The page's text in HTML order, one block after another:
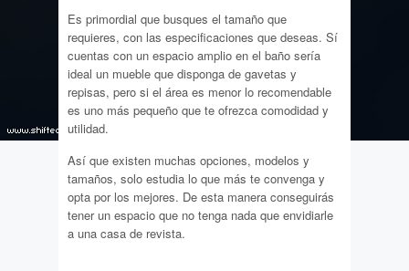
Es primordial que busques el tamaño que
requieres, con las especificaciones que deseas. Sí
cuentas con un espacio amplio en el baño sería
ideal un mueble que disponga de gavetas y
repisas, pero si el área es menor lo recomendable
es uno más pequeño que te ofrezca comodidad y
utilidad.
Así que existen muchas opciones, modelos y
tamaños, solo estudia lo que más te convenga y
opta por los mejores. De esta manera conseguirás
tener un espacio que no tenga nada que envidiarle
a una casa de revista.